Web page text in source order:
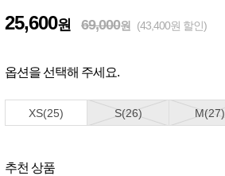
25,600원 69,000원 (43,400원 할인)
옵션을 선택해 주세요.
XS(25) S(26) M(27)
추천 상품